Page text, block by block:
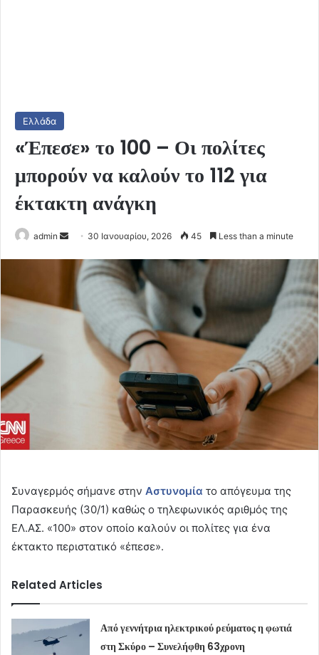
Ελλάδα
«Έπεσε» το 100 – Οι πολίτες
μπορούν να καλούν το 112 για
έκτακτη ανάγκη
admin
Send
email
30 Ιανουαρίου, 2026 45 Less than a minute
Συναγερμός σήμανε στην Αστυνομία το απόγευμα της
Παρασκευής (30/1) καθώς ο τηλεφωνικός αριθμός της
ΕΛ.ΑΣ. «100» στον οποίο καλούν οι πολίτες για ένα
έκτακτο περιστατικό «έπεσε».
Related Articles
Από γεννήτρια ηλεκτρικού ρεύματος η φωτιά
στη Σκύρο – Συνελήφθη 63χρονη